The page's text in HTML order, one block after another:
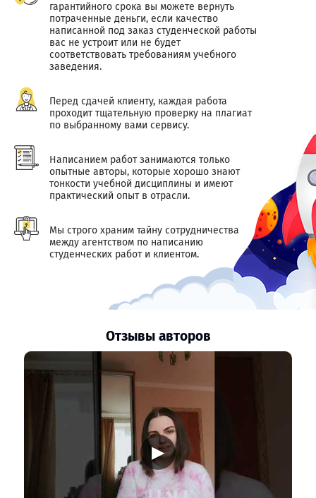
гарантийного срока вы можете вернуть
потраченные деньги, если качество
написанной под заказ студенческой работы
вас не устроит или не будет
соответствовать требованиям учебного
заведения.
Перед сдачей клиенту, каждая работа
проходит тщательную проверку на плагиат
по выбранному вами сервису.
Написанием работ занимаются только
опытные авторы, которые хорошо знают
тонкости учебной дисциплины и имеют
практический опыт в отрасли.
Мы строго храним тайну сотрудничества
между агентством по написанию
студенческих работ и клиентом.
Отзывы авторов
▶